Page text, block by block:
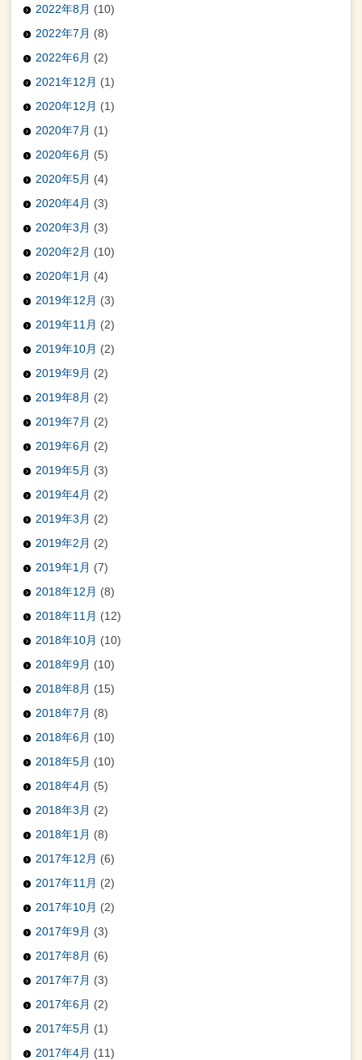
2022年8月 (10)
2022年7月 (8)
2022年6月 (2)
2021年12月 (1)
2020年12月 (1)
2020年7月 (1)
2020年6月 (5)
2020年5月 (4)
2020年4月 (3)
2020年3月 (3)
2020年2月 (10)
2020年1月 (4)
2019年12月 (3)
2019年11月 (2)
2019年10月 (2)
2019年9月 (2)
2019年8月 (2)
2019年7月 (2)
2019年6月 (2)
2019年5月 (3)
2019年4月 (2)
2019年3月 (2)
2019年2月 (2)
2019年1月 (7)
2018年12月 (8)
2018年11月 (12)
2018年10月 (10)
2018年9月 (10)
2018年8月 (15)
2018年7月 (8)
2018年6月 (10)
2018年5月 (10)
2018年4月 (5)
2018年3月 (2)
2018年1月 (8)
2017年12月 (6)
2017年11月 (2)
2017年10月 (2)
2017年9月 (3)
2017年8月 (6)
2017年7月 (3)
2017年6月 (2)
2017年5月 (1)
2017年4月 (11)